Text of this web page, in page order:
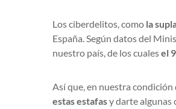
Los ciberdelitos, como la
España. Según datos del
nuestro país, de los cualesel
Así que, en nuestra condición
estas estafasy darte algunas